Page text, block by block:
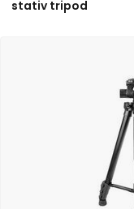
stativ tripod